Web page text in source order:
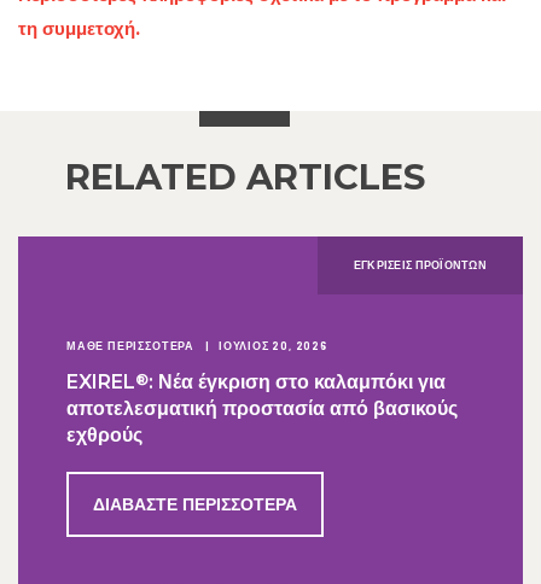
τη συμμετοχή.
RELATED ARTICLES
ΕΓΚΡΊΣΕΙΣ ΠΡΟΪΌΝΤΩΝ​
ΜΑΘΕ ΠΕΡΙΣΣΟΤΕΡΑ ΙΟΎΛΙΟΣ 20, 2026
EXIREL®: Νέα έγκριση στο καλαμπόκι για
αποτελεσματική προστασία από βασικούς
εχθρούς
ΔΙΑΒΆΣΤΕ ΠΕΡΙΣΣΌΤΕΡΑ